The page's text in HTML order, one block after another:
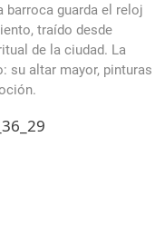
barroca guarda el reloj
traído desde
de la ciudad. La
su altar mayor, pinturas